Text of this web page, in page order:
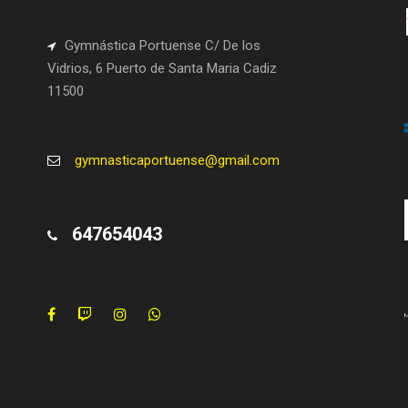
Gymnástica Portuense C/ De los
Vidrios, 6 Puerto de Santa Maria Cadiz
11500
gymnasticaportuense@gmail.com
647654043